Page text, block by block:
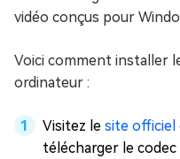
vidéo conçus pour
Voici comment installer
ordinateur :
Visitez le site officiel
télécharger le codec